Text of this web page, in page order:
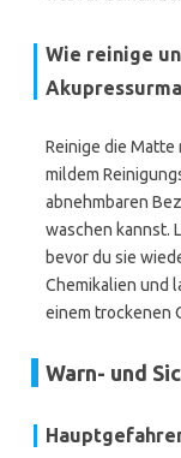
Wie reinige
Reinige die
mildem
abnehmbaren
waschen kannst.
bevor du sie
Chemikalien und
einem trockenen
Warn- und